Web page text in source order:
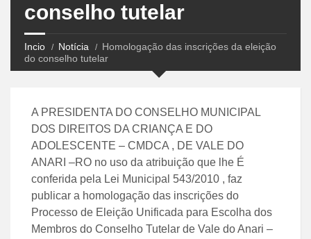
conselho tutelar
Incio Notícia
Homologação das inscrições da eleição
do conselho tutelar
A PRESIDENTA DO CONSELHO MUNICIPAL
DOS DIREITOS DA CRIANÇA E DO
ADOLESCENTE – CMDCA , DE VALE DO
ANARI –RO no uso da atribuição que lhe É
conferida pela Lei Municipal 543/2010 , faz
publicar a homologação das inscrições do
Processo de Eleição Unificada para Escolha dos
Membros do Conselho Tutelar de Vale do Anari –